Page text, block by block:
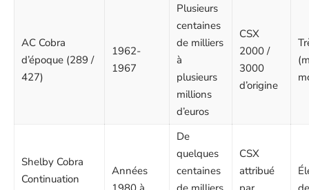
AC Cobra
d’époque (289 /
427)
1962-
1967
Plusieurs
centaines
de milliers
à
plusieurs
millions
d’euros
CSX
2000 /
3000
d’origine
Shelby Cobra
Continuation
Années
De
quelques
centaines
CSX
attribué